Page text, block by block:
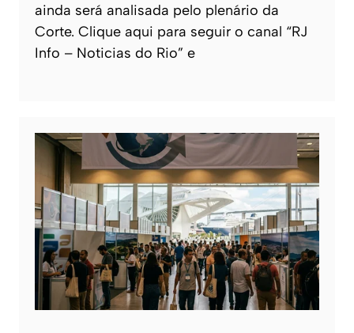
ainda será analisada pelo plenário da
Corte. Clique aqui para seguir o canal “RJ
Info – Noticias do Rio” e